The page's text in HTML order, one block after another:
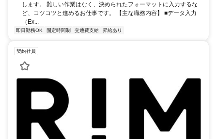
します。 難しい作業はなく、決められたフォーマットに入力するな
ど、コツコツと進めるお仕事です。 【主な職務内容】 ■データ入力
（Ex...
即日勤務OK 固定時間制 交通費支給 昇給あり
契約社員